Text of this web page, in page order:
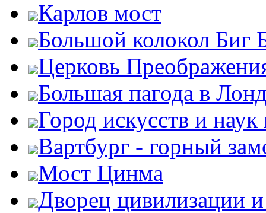
Карлов мост
Большой колокол Биг
Церковь
Большая пагода в
Город искусств и
Вартбург - горный
Мост Цинма
Дворец цивилизации и